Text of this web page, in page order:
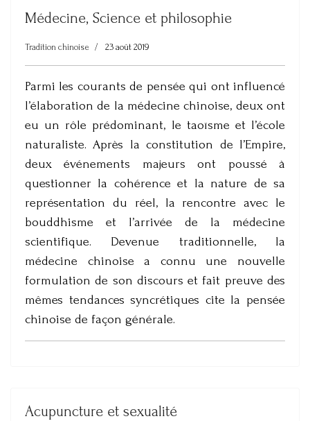
Médecine, Science et philosophie
Tradition chinoise 23 août 2019
Parmi les courants de pensée qui ont influencé
l’élaboration de la médecine chinoise, deux ont
eu un rôle prédominant, le taoïsme et l’école
naturaliste. Après la constitution de l’Empire,
deux événements majeurs ont poussé à
questionner la cohérence et la nature de sa
représentation du réel, la rencontre avec le
bouddhisme et l’arrivée de la médecine
scientifique. Devenue traditionnelle, la
médecine chinoise a connu une nouvelle
formulation de son discours et fait preuve des
mêmes tendances syncrétiques cite la pensée
chinoise de façon générale.
Acupuncture et sexualité